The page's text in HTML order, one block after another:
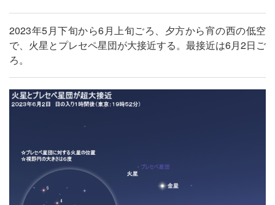
2023年5月下旬から6月上旬ごろ、夕方から宵の西の低空
で、火星とプレセペ星団が大接近する。最接近は6月2日ご
ろ。